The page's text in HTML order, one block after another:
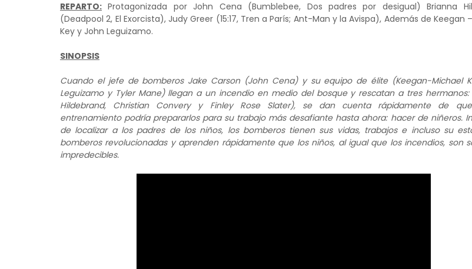
REPARTO: Protagonizada por John Cena (Bumblebee, Dos padres por desigual) Brianna
(Deadpool 2, El Exorcista), Judy Greer (15:17, Tren a París; Ant-Man y la Avispa), Además de Keegan
Key y John Leguizamo.
SINOPSIS
Cuando el jefe de bomberos Jake Carson (John Cena) y su equipo de élite (Keegan-Michael
Leguizamo y Tyler Mane) llegan a un incendio en medio del bosque y rescatan a tres hermanos:
Hildebrand, Christian Convery y Finley Rose Slater), se dan cuenta rápidamente de
entrenamiento podría prepararlos para su trabajo más desafiante hasta ahora: hacer de niñeros.
de localizar a los padres de los niños, los bomberos tienen sus vidas, trabajos e incluso su
bomberos revolucionadas y aprenden rápidamente que los niños, al igual que los incendios, son
impredecibles.